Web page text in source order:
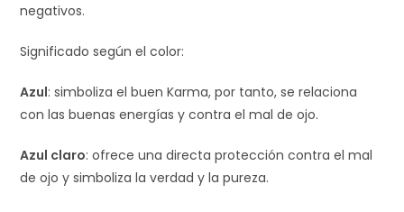
negativos.
Significado según el color:
Azul: simboliza el buen Karma, por tanto, se relaciona
con las buenas energías y contra el mal de ojo.
Azul claro: ofrece una directa protección contra el mal
de ojo y simboliza la verdad y la pureza.